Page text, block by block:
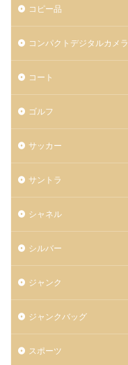
コピー品
コンパクトデジタルカメラ
コート
ゴルフ
サッカー
サントラ
シャネル
シルバー
ジャンク
ジャンクバッグ
スポーツ